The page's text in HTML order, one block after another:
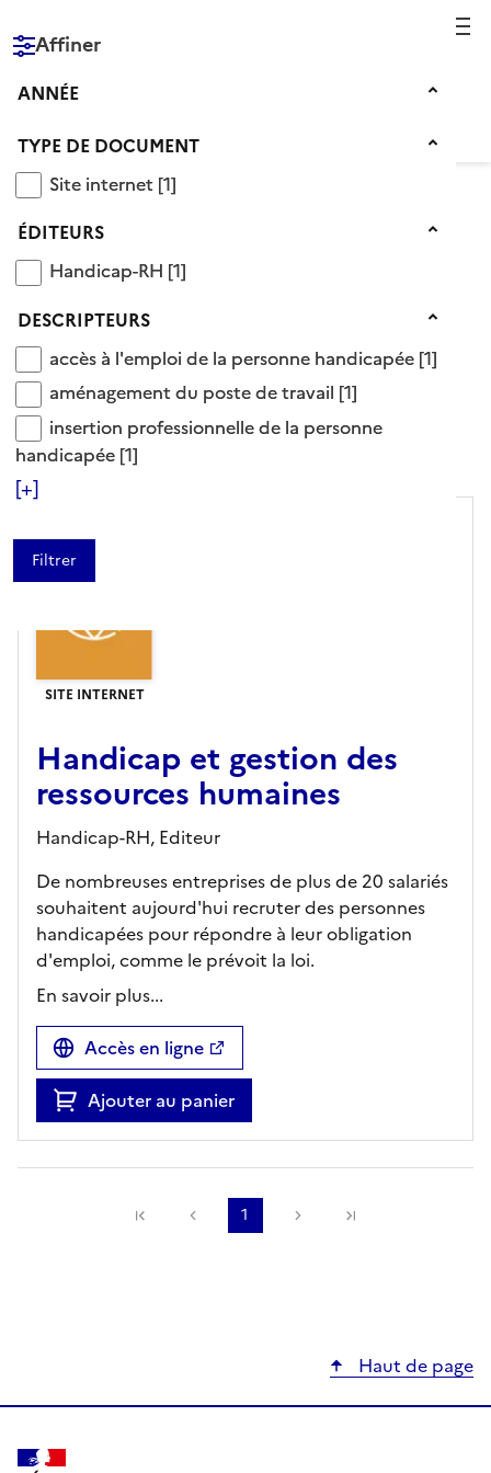
FRANÇAISE
Voir le fil d’Ariane
Affiner
Année
ANNÉE
Type de document
TYPE DE DOCUMENT
Site internet
Site internet [1]
Éditeurs
ÉDITEURS
Handicap-RH
Handicap-RH [1]
Descripteurs
DESCRIPTEURS
accès à l'emploi de la personne handicapée
accès à l'emploi de la personne handicapée [1]
aménagement du poste de travail
aménagement du poste de travail [1]
insertion professionnelle de la personne
insertion professionnelle de la personne
handicapée [1]
[+]
Éditeur Handicap-RH
1 Documents disponibles chez cet éditeur
Tris disponibles (Ouverture d'une modale)
Ajouter le résultat au panier
Affiner la recherche
SITE INTERNET
Handicap et gestion des
ressources humaines
Handicap-RH, Editeur
De nombreuses entreprises de plus de 20 salariés
souhaitent aujourd'hui recruter des personnes
handicapées pour répondre à leur obligation
d'emploi, comme le prévoit la loi.
En savoir plus...
Accès en ligne
Ajouter au panier
Précédente
1 Suivante
Haut de page